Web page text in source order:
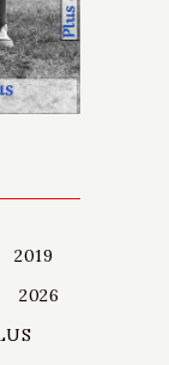
2019
2026